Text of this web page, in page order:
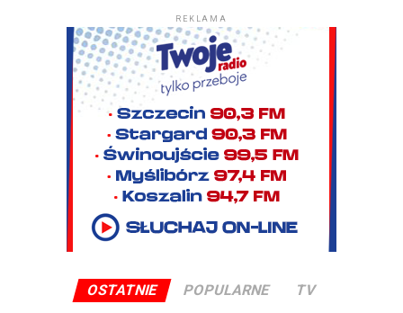
REKLAMA
OSTATNIE POPULARNE TV